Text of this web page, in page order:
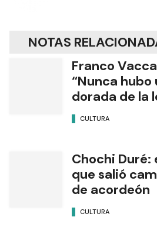
NOTAS
Franco
“Nunca hubo
dorada de la
CULTURA
Chochi
que salió
de acordeón
CULTURA